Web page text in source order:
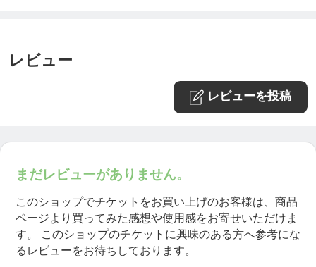
レビュー
レビューを投稿
まだレビューがありません。
このショップでチケットをお買い上げのお客様は、商品
ページより買ってみた感想や使用感をお寄せいただけま
す。
このショップのチケットに興味のある方へ参考にな
るレビューをお待ちしております。